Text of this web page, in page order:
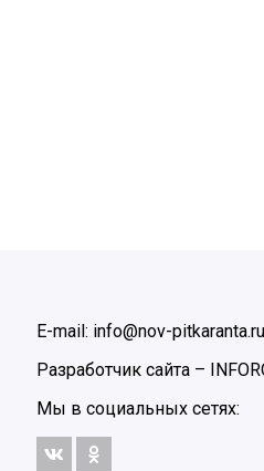
E-mail: info@nov-pitkaranta.ru
Разработчик сайта –
Мы в социальных сетях: